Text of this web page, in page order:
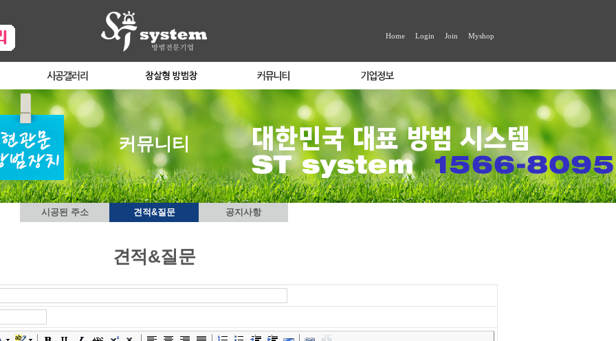
Home Login Join Myshop
커뮤니티
시공된 주소 견적&질문 공지사항
견적&질문